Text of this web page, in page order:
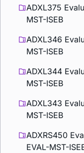
ADXL375
MST-ISEB
ADXL346
MST-ISEB
ADXL344
MST-ISEB
ADXL343
MST-ISEB
ADXRS450
EVAL-MST-